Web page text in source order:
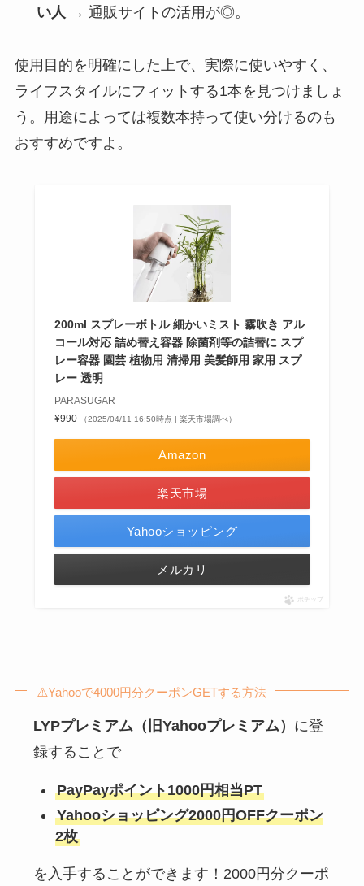
い人 → 通販サイトの活用が◎。
使用目的を明確にした上で、実際に使いやすく、
ライフスタイルにフィットする1本を見つけましょ
う。用途によっては複数本持って使い分けるのも
おすすめですよ。
200ml スプレーボトル 細かいミスト 霧吹き アル
コール対応 詰め替え容器 除菌剤等の詰替に スプ
レー容器 園芸 植物用 清掃用 美髪師用 家用 スプ
レー 透明
PARASUGAR
¥990
（2025/04/11 16:50時点 | 楽天市場調べ）
Amazon
楽天市場
Yahooショッピング
メルカリ
ポチップ
⚠️Yahooで4000円分クーポンGETする方法
LYPプレミアム（旧Yahooプレミアム） に登
録することで
PayPayポイント1000円相当PT
Yahooショッピング2000円OFFクーポン
2枚
を入手することができます！2000円分クーポ